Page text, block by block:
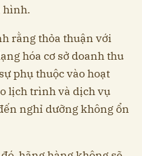
hình.
rằng thỏa thuận với
hóa cơ sở doanh thu
phụ thuộc vào hoạt
lịch trình và dịch vụ
nghỉ dưỡng không ổn